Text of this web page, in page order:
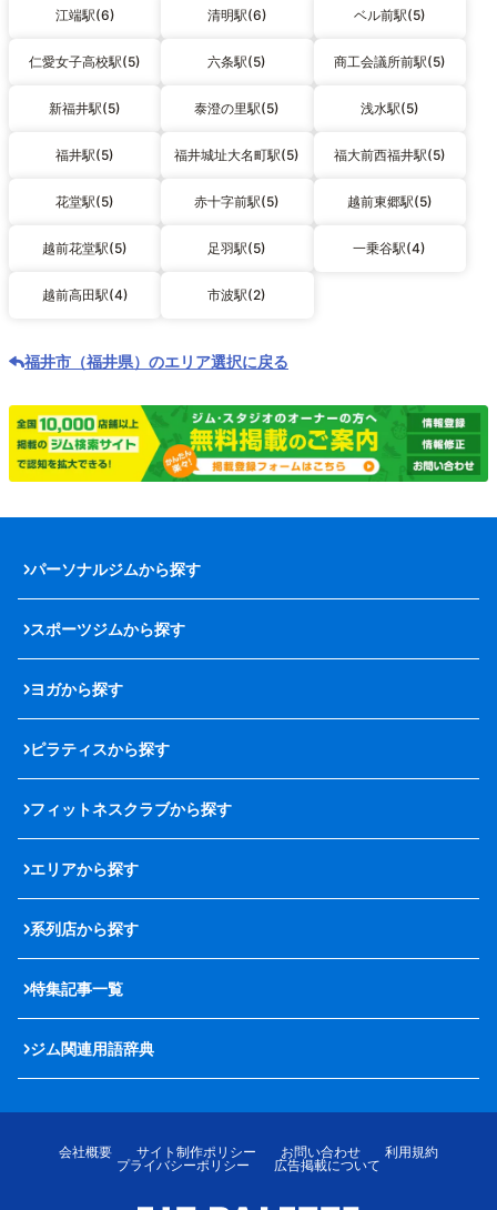
江端駅(6) 清明駅(6) ベル前駅(5)
仁愛女子高校駅(5) 六条駅(5) 商工会議所前駅(5)
新福井駅(5) 泰澄の里駅(5) 浅水駅(5)
福井駅(5) 福井城址大名町駅(5) 福大前西福井駅(5)
花堂駅(5) 赤十字前駅(5) 越前東郷駅(5)
越前花堂駅(5) 足羽駅(5) 一乗谷駅(4)
越前高田駅(4) 市波駅(2)
福井市（福井県）のエリア選択に戻る
パーソナルジムから探す
スポーツジムから探す
ヨガから探す
ピラティスから探す
フィットネスクラブから探す
エリアから探す
系列店から探す
特集記事一覧
ジム関連用語辞典
会社概要 サイト制作ポリシー お問い合わせ
利用規約
プライバシーポリシー
広告掲載について